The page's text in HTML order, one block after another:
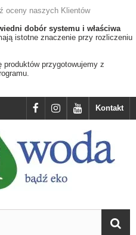
oceny naszych Klientów
dobór systemu i właściwa
istotne znaczenie przy rozliczeniu
przygotowujemy z
Kontakt